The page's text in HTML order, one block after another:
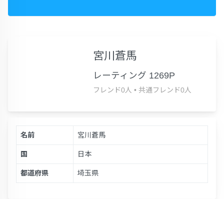
宮川蒼馬
レーティング 1269P
フレンド0人 • 共通フレンド0人
名前 宮川蒼馬
国 日本
都道府県 埼玉県